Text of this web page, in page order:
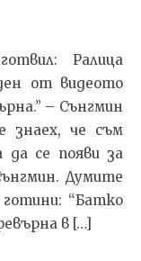
Ралица
от видеото
– Сънгмин
знаех, че съм
да се появи за
Думите
“Батко
в […]